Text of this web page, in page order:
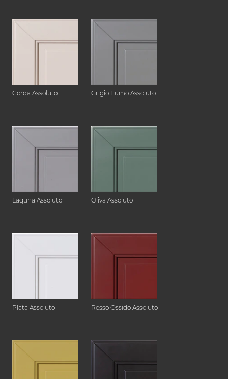
Corda Assoluto Grigio Fumo Assoluto
Laguna Assoluto Oliva Assoluto
Plata Assoluto Rosso Ossido Assoluto